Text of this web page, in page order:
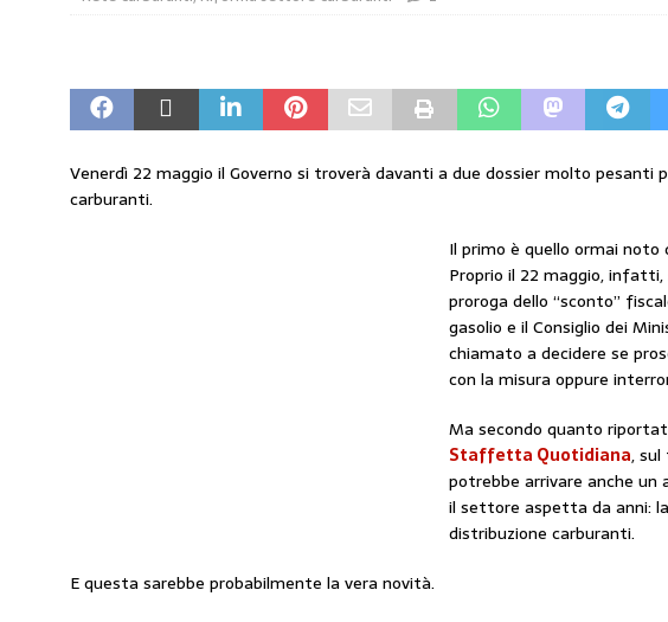
IP rinnova l’accordo con i gestori: intesa
STAMPA
Carburanti, i sindacati al Mimit: “I gestori
responsabilità”
COMUNICATI STAMPA
Taglio delle accise, il prezzo è libero: i
MERCATO PREZZI CARBURANTI
CARBURANTI. CONTROLLI SUI PRODOTTI
Venerdì 22 maggio il Governo si troverà davanti a due dossier molto pesanti
carburanti.
Il primo è quello ormai noto
Proprio il 22 maggio, infatti,
proroga dello “sconto”
gasolio e il Consiglio dei
chiamato a decidere se
con la misura oppure
Ma secondo quanto
Staffetta Quotidiana, sul
potrebbe arrivare anche un
il settore aspetta da anni:
distribuzione carburanti.
E questa sarebbe probabilmente la vera novità.